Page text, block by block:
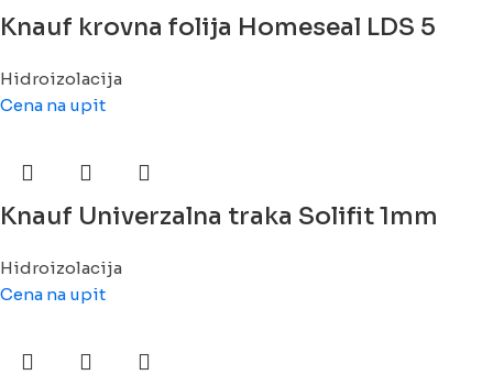
Knauf krovna folija Homeseal LDS 5
Hidroizolacija
Cena na upit
Knauf Univerzalna traka Solifit 1mm
Hidroizolacija
Cena na upit